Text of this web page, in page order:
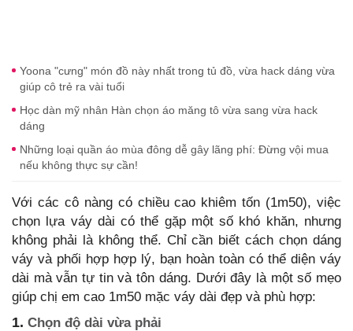
Yoona "cưng" món đồ này nhất trong tủ đồ, vừa hack dáng vừa
giúp cô trẻ ra vài tuổi
Học dàn mỹ nhân Hàn chọn áo măng tô vừa sang vừa hack
dáng
Những loại quần áo mùa đông dễ gây lãng phí: Đừng vội mua
nếu không thực sự cần!
Với các cô nàng có chiều cao khiêm tốn (1m50), việc
chọn lựa váy dài có thể gặp một số khó khăn, nhưng
không phải là không thể. Chỉ cần biết cách chọn dáng
váy và phối hợp hợp lý, bạn hoàn toàn có thể diện váy
dài mà vẫn tự tin và tôn dáng. Dưới đây là một số mẹo
giúp chị em cao 1m50 mặc váy dài đẹp và phù hợp:
1. Chọn độ dài vừa phải